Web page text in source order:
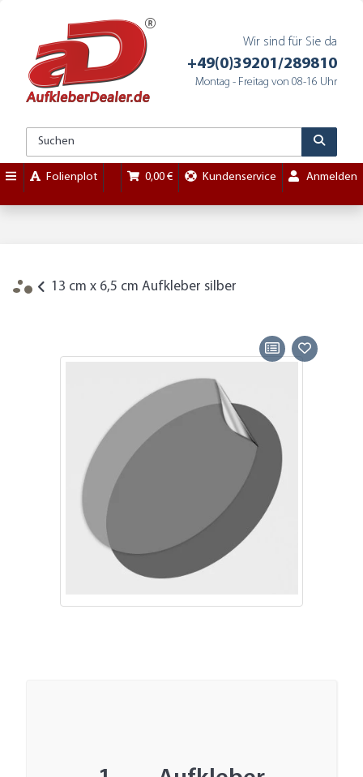
Wir sind für Sie da
+49(0)39201/289810
Montag - Freitag von 08-16 Uhr
Folienplot 0,00 € Kundenservice Anmelden
13 cm x 6,5 cm Aufkleber silber